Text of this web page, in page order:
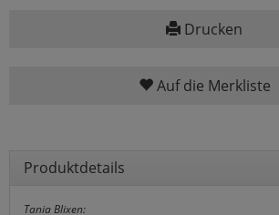
Drucken
Auf die Merkliste
Produktdetails
Tania Blixen: